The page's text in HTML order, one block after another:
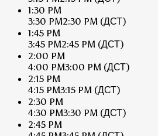
1:30 PM
3:30 PM2:30 PM (ДСТ)
1:45 PM
3:45 PM2:45 PM (ДСТ)
2:00 PM
4:00 PM3:00 PM (ДСТ)
2:15 PM
4:15 PM3:15 PM (ДСТ)
2:30 PM
4:30 PM3:30 PM (ДСТ)
2:45 PM